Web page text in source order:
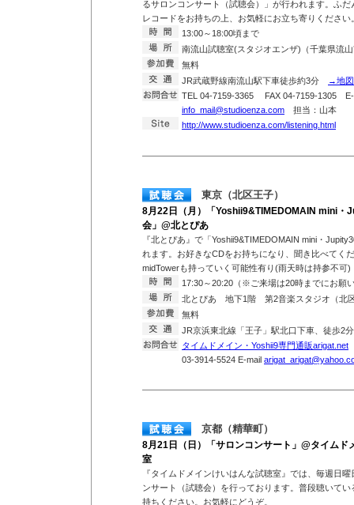
るサロンコンサート（試聴会）」が行われます。ふ
レコードをお持ちの上、お気軽にお立ち寄りください
13:00～18:00頃まで
南流山試聴室(スタジオエンザ)（千葉県流
無料
JR武蔵野線南流山駅下車徒歩約3分
→地
TEL 04-7159-3365 FAX 04-7159-1305 E-
info_mail@studioenza.com 担当：山本
http://www.studioenza.com/listening.html
東京（北区王子）
8月22日（月）「Yoshii9&TIMEDOMAIN mini
会」@北とぴあ
『北とぴあ』で「Yoshii9&TIMEDOMAIN mini・
れます。お好きなCDをお持ちになり、聞き比べてく
midTowerも持っていく可能性有り(雨天時は持参不可)
17:30～20:20（※ご来場は20時までにお願
北とぴあ 地下1階 第2音楽スタジオ（北
無料
JR京浜東北線「王子」駅北口下車、徒歩
タイムドメイン・Yoshii9専門通販arigat.net
03-3914-5524 E-mail
京都（精華町）
8月21日（日）「サロンコンサート」@タイムド
室
『タイムドメインけいはんな試聴室』では、毎週日
ンサート（試聴会）を行っております。普段聴いて
持ちください。お気軽にどうぞ。